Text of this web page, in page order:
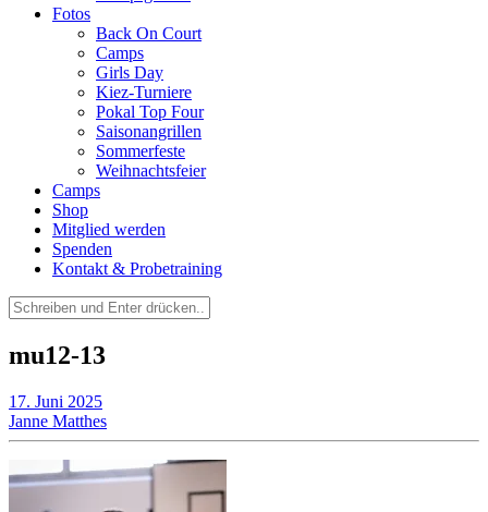
Fotos
Back On Court
Camps
Girls Day
Kiez-Turniere
Pokal Top Four
Saisonangrillen
Sommerfeste
Weihnachtsfeier
Camps
Shop
Mitglied werden
Spenden
Kontakt & Probetraining
Suchen
nach:
mu12-13
17. Juni 2025
Janne Matthes